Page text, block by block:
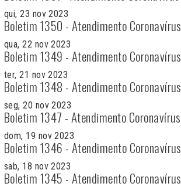
qui, 23 nov 2023
Boletim 1350 - Atendimento Coronavírus
qua, 22 nov 2023
Boletim 1349 - Atendimento Coronavírus
ter, 21 nov 2023
Boletim 1348 - Atendimento Coronavírus
seg, 20 nov 2023
Boletim 1347 - Atendimento Coronavírus
dom, 19 nov 2023
Boletim 1346 - Atendimento Coronavírus
sab, 18 nov 2023
Boletim 1345 - Atendimento Coronavírus